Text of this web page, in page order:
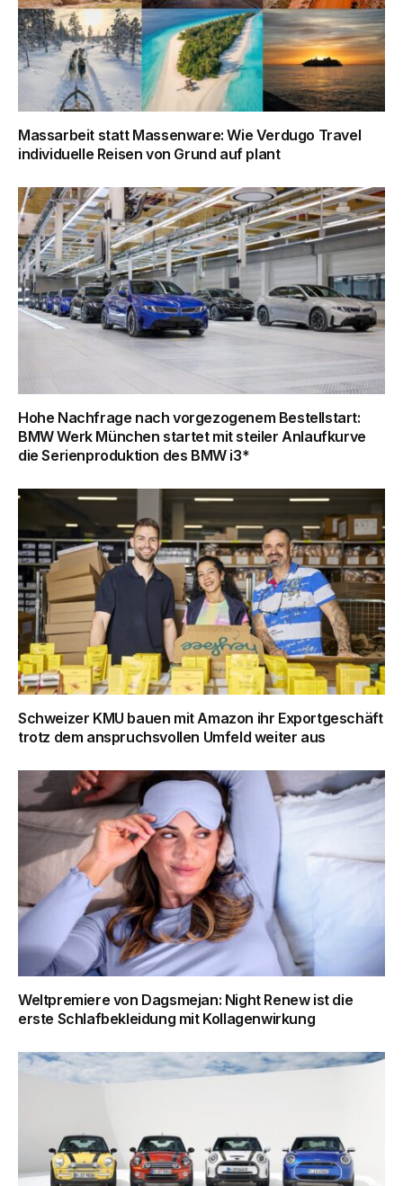
Massarbeit statt Massenware: Wie Verdugo Travel
individuelle Reisen von Grund auf plant
Hohe Nachfrage nach vorgezogenem Bestellstart:
BMW Werk München startet mit steiler Anlaufkurve
die Serienproduktion des BMW i3*
Schweizer KMU bauen mit Amazon ihr Exportgeschäft
trotz dem anspruchsvollen Umfeld weiter aus
Weltpremiere von Dagsmejan: Night Renew ist die
erste Schlafbekleidung mit Kollagenwirkung